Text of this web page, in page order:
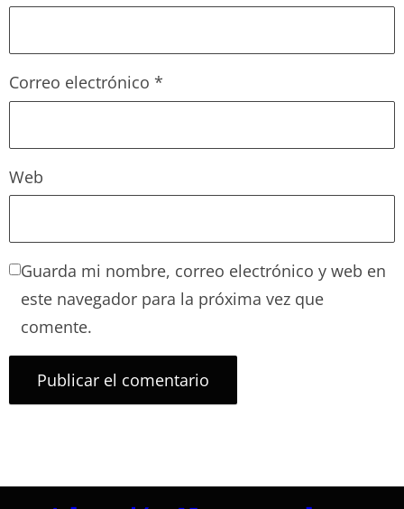
Correo electrónico *
Web
Guarda mi nombre, correo electrónico y web en
este navegador para la próxima vez que
comente.